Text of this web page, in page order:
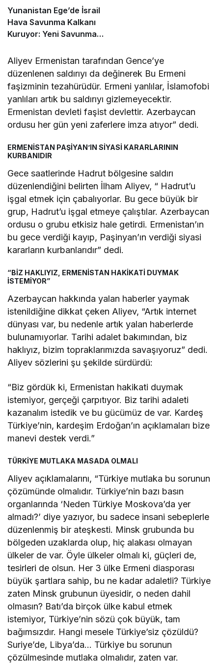
Yunanistan Ege’de İsrail
Hava Savunma Kalkanı
Kuruyor: Yeni Savunma
Aliyev Ermenistan tarafından Gence’ye
düzenlenen saldırıyı da değinerek Bu Ermeni
faşizminin tezahürüdür. Ermeni yanlılar, İslamofobi
yanlıları artık bu saldırıyı gizlemeyecektir.
Ermenistan devleti faşist devlettir. Azerbaycan
ordusu her gün yeni zaferlere imza atıyor” dedi.
ERMENİSTAN PAŞİYAN’IN SİYASİ KARARLARININ
KURBANIDIR
Gece saatlerinde Hadrut bölgesine saldırı
düzenlendiğini belirten İlham Aliyev, “ Hadrut’u
işgal etmek için çabalıyorlar. Bu gece büyük bir
grup, Hadrut’u işgal etmeye çalıştılar. Azerbaycan
ordusu o grubu etkisiz hale getirdi. Ermenistan’ın
bu gece verdiği kayıp, Paşinyan’ın verdiği siyasi
kararların kurbanlarıdır” dedi.
“BİZ HAKLIYIZ, ERMENİSTAN HAKİKATİ DUYMAK
İSTEMİYOR”
Azerbaycan hakkında yalan haberler yaymak
istenildiğine dikkat çeken Aliyev, “Artık internet
dünyası var, bu nedenle artık yalan haberlerde
bulunamıyorlar. Tarihi adalet bakımından, biz
haklıyız, bizim topraklarımızda savaşıyoruz” dedi.
Aliyev sözlerini şu şekilde sürdürdü:
“Biz gördük ki, Ermenistan hakikati duymak
istemiyor, gerçeği çarpıtıyor. Biz tarihi adaleti
kazanalım istedik ve bu gücümüz de var. Kardeş
Türkiye’nin, kardeşim Erdoğan’ın açıklamaları bize
manevi destek verdi.”
TÜRKİYE MUTLAKA MASADA OLMALI
Aliyev açıklamalarını, “Türkiye mutlaka bu sorunun
çözümünde olmalıdır. Türkiye’nin bazı basın
organlarında ‘Neden Türkiye Moskova’da yer
almadı?’ diye yazıyor, bu sadece insani sebeplerle
düzenlenmiş bir ateşkesti. Minsk grubunda bu
bölgeden uzaklarda olup, hiç alakası olmayan
ülkeler de var. Öyle ülkeler olmalı ki, güçleri de,
tesirleri de olsun. Her 3 ülke Ermeni diasporası
büyük şartlara sahip, bu ne kadar adaletli? Türkiye
zaten Minsk grubunun üyesidir, o neden dahil
olmasın? Batı’da birçok ülke kabul etmek
istemiyor, Türkiye’nin sözü çok büyük, tam
bağımsızdır. Hangi mesele Türkiye’siz çözüldü?
Suriye’de, Libya’da… Türkiye bu sorunun
çözülmesinde mutlaka olmalıdır, zaten var.